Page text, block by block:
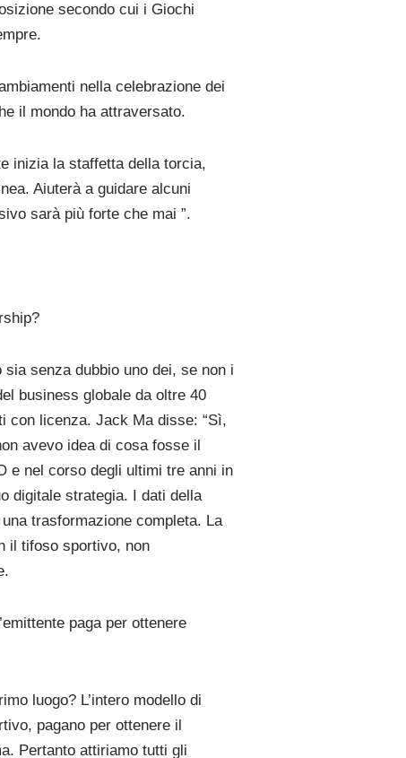
secondo cui i Giochi
nella celebrazione dei
il mondo ha attraversato.
inizia la staffetta della torcia,
Aiuterà a guidare alcuni
sarà più forte che mai ”.
sia senza dubbio uno dei, se non i
business globale da oltre 40
con licenza. Jack Ma disse: “Sì,
avevo idea di cosa fosse il
e nel corso degli ultimi tre anni in
digitale strategia. I dati della
trasformazione completa. La
il tifoso sportivo, non
paga per ottenere
luogo? L’intero modello di
pagano per ottenere il
Pertanto attiriamo tutti gli